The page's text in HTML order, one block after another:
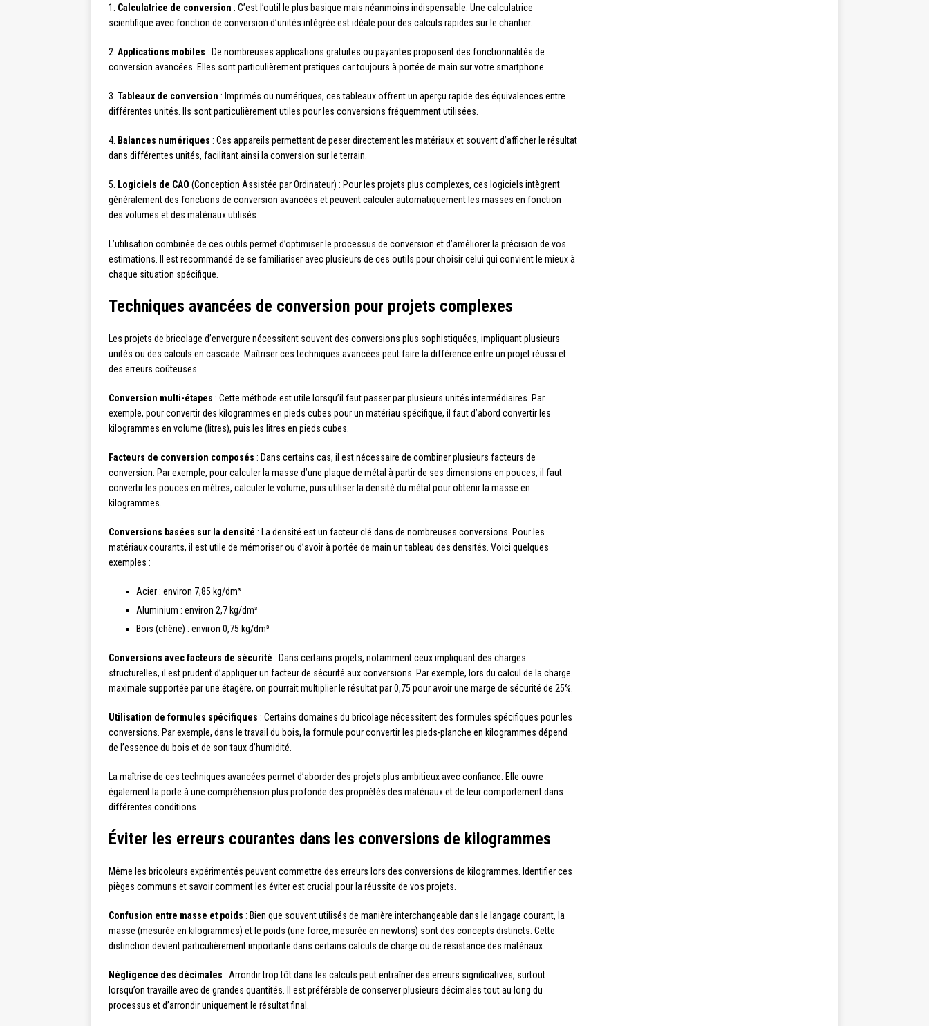
1. Calculatrice de conversion : C’est l’outil le plus basique mais néanmoins indispensable. Une calculatrice
scientifique avec fonction de conversion d’unités intégrée est idéale pour des calculs rapides sur le chantier.
2. Applications mobiles : De nombreuses applications gratuites ou payantes proposent des fonctionnalités de
conversion avancées. Elles sont particulièrement pratiques car toujours à portée de main sur votre smartphone.
3. Tableaux de conversion : Imprimés ou numériques, ces tableaux offrent un aperçu rapide des équivalences entre
différentes unités. Ils sont particulièrement utiles pour les conversions fréquemment utilisées.
4. Balances numériques : Ces appareils permettent de peser directement les matériaux et souvent d’afficher le résultat
dans différentes unités, facilitant ainsi la conversion sur le terrain.
5. Logiciels de CAO (Conception Assistée par Ordinateur) : Pour les projets plus complexes, ces logiciels intègrent
généralement des fonctions de conversion avancées et peuvent calculer automatiquement les masses en fonction
des volumes et des matériaux utilisés.
L’utilisation combinée de ces outils permet d’optimiser le processus de conversion et d’améliorer la précision de vos
estimations. Il est recommandé de se familiariser avec plusieurs de ces outils pour choisir celui qui convient le mieux à
chaque situation spécifique.
Techniques avancées de conversion pour projets complexes
Les projets de bricolage d’envergure nécessitent souvent des conversions plus sophistiquées, impliquant plusieurs
unités ou des calculs en cascade. Maîtriser ces techniques avancées peut faire la différence entre un projet réussi et
des erreurs coûteuses.
Conversion multi-étapes : Cette méthode est utile lorsqu’il faut passer par plusieurs unités intermédiaires. Par
exemple, pour convertir des kilogrammes en pieds cubes pour un matériau spécifique, il faut d’abord convertir les
kilogrammes en volume (litres), puis les litres en pieds cubes.
Facteurs de conversion composés : Dans certains cas, il est nécessaire de combiner plusieurs facteurs de
conversion. Par exemple, pour calculer la masse d’une plaque de métal à partir de ses dimensions en pouces, il faut
convertir les pouces en mètres, calculer le volume, puis utiliser la densité du métal pour obtenir la masse en
kilogrammes.
Conversions basées sur la densité : La densité est un facteur clé dans de nombreuses conversions. Pour les
matériaux courants, il est utile de mémoriser ou d’avoir à portée de main un tableau des densités. Voici quelques
exemples :
Acier : environ 7,85 kg/dm³
Aluminium : environ 2,7 kg/dm³
Bois (chêne) : environ 0,75 kg/dm³
Conversions avec facteurs de sécurité : Dans certains projets, notamment ceux impliquant des charges
structurelles, il est prudent d’appliquer un facteur de sécurité aux conversions. Par exemple, lors du calcul de la charge
maximale supportée par une étagère, on pourrait multiplier le résultat par 0,75 pour avoir une marge de sécurité de 25%.
Utilisation de formules spécifiques : Certains domaines du bricolage nécessitent des formules spécifiques pour les
conversions. Par exemple, dans le travail du bois, la formule pour convertir les pieds-planche en kilogrammes dépend
de l’essence du bois et de son taux d’humidité.
La maîtrise de ces techniques avancées permet d’aborder des projets plus ambitieux avec confiance. Elle ouvre
également la porte à une compréhension plus profonde des propriétés des matériaux et de leur comportement dans
différentes conditions.
Éviter les erreurs courantes dans les conversions de kilogrammes
Même les bricoleurs expérimentés peuvent commettre des erreurs lors des conversions de kilogrammes. Identifier ces
pièges communs et savoir comment les éviter est crucial pour la réussite de vos projets.
Confusion entre masse et poids : Bien que souvent utilisés de manière interchangeable dans le langage courant, la
masse (mesurée en kilogrammes) et le poids (une force, mesurée en newtons) sont des concepts distincts. Cette
distinction devient particulièrement importante dans certains calculs de charge ou de résistance des matériaux.
Négligence des décimales : Arrondir trop tôt dans les calculs peut entraîner des erreurs significatives, surtout
lorsqu’on travaille avec de grandes quantités. Il est préférable de conserver plusieurs décimales tout au long du
processus et d’arrondir uniquement le résultat final.